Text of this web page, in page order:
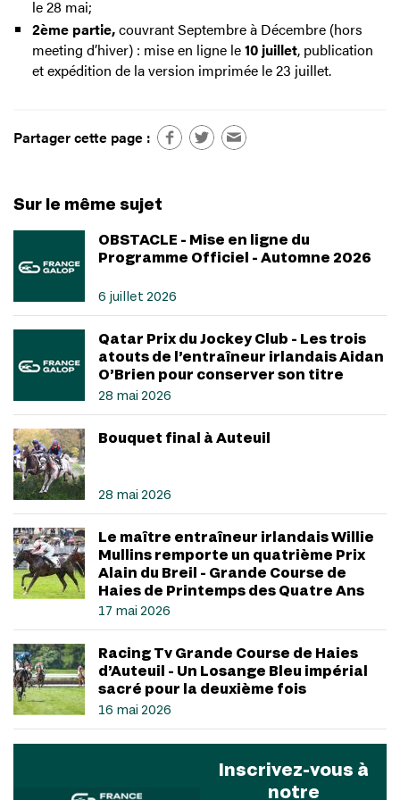
le 28 mai;
2ème partie,couvrant Septembre à Décembre (hors
meeting d’hiver) : mise en ligne le10 juillet, publication
et expédition de la version imprimée le 23 juillet.
Partager cette page :
Sur le même sujet
OBSTACLE - Mise en ligne du
Programme Officiel - Automne 2026
6 juillet 2026
Qatar Prix du Jockey Club - Les trois
atouts de l’entraîneur irlandais Aidan
O’Brien pour conserver son titre
28 mai 2026
Bouquet final à Auteuil
28 mai 2026
Le maître entraîneur irlandais Willie
Mullins remporte un quatrième Prix
Alain du Breil - Grande Course de
Haies de Printemps des Quatre Ans
17 mai 2026
Racing Tv Grande Course de Haies
d’Auteuil - Un Losange Bleu impérial
sacré pour la deuxième fois
16 mai 2026
Inscrivez-vous à
notre